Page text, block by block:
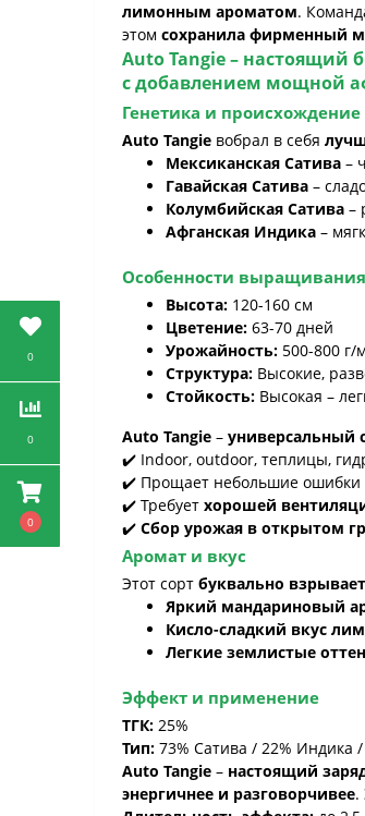
0
0
0
лимонным ароматом.
этом сохранила фирменный
Auto Tangie – настоящий
с добавлением мощной
Генетика и происхождение
Auto Tangie вобрал в себя
Мексиканская Сатива –
Гавайская Сатива –
Колумбийская Сатива –
Афганская Индика –
Особенности выращивания
Высота: 120-160 см
Цветение: 63-70 дней
Урожайность: 500-800 г/
Структура: Высокие,
Стойкость: Высокая –
Auto Tangie – универсальный
✔️ Indoor, outdoor, теплицы,
✔️ Прощает небольшие ошибки
✔️ Требует хорошей
✔️ Сбор урожая в открытом
Аромат и вкус
Этот сорт буквально
Яркий мандариновый
Кисло-сладкий вкус
Легкие землистые
Эффект и применение
ТГК: 25%
Тип: 73% Сатива / 22% Индика
Auto Tangie – настоящий
энергичнее и разговорчивее.